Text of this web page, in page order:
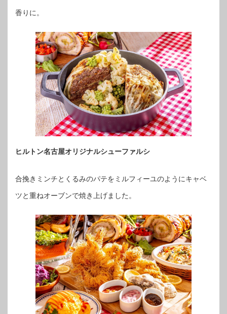
香りに。
ヒルトン名古屋オリジナルシューファルシ
合挽きミンチとくるみのパテをミルフィーユのようにキャベ
ツと重ねオーブンで焼き上げました。